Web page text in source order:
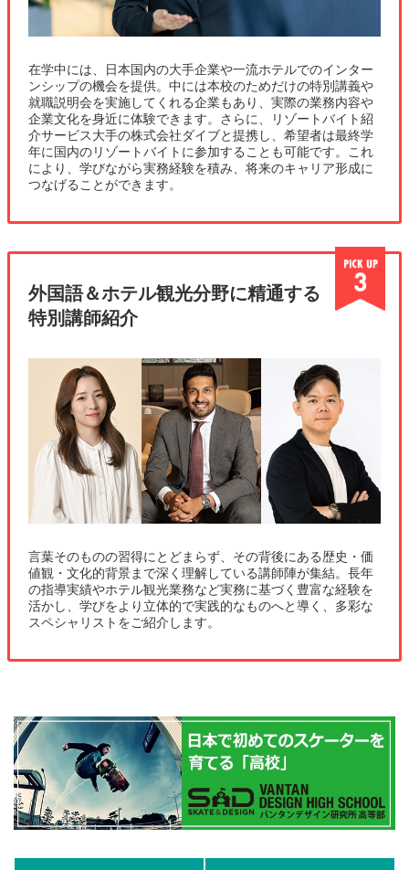
在学中には、日本国内の大手企業や一流ホテルでのインター
ンシップの機会を提供。中には本校のためだけの特別講義や
就職説明会を実施してくれる企業もあり、実際の業務内容や
企業文化を身近に体験できます。さらに、リゾートバイト紹
介サービス大手の株式会社ダイブと提携し、希望者は最終学
年に国内のリゾートバイトに参加することも可能です。これ
により、学びながら実務経験を積み、将来のキャリア形成に
つなげることができます。
外国語＆ホテル観光分野に精通する
特別講師紹介
言葉そのものの習得にとどまらず、その背後にある歴史・価
値観・文化的背景まで深く理解している講師陣が集結。長年
の指導実績やホテル観光業務など実務に基づく豊富な経験を
活かし、学びをより立体的で実践的なものへと導く、多彩な
スペシャリストをご紹介します。